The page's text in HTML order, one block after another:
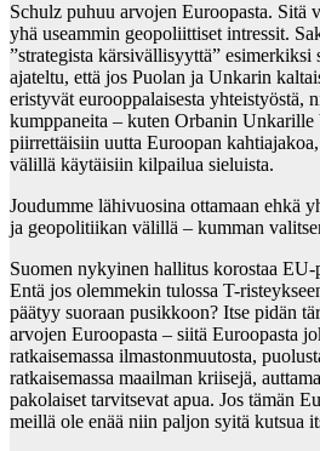
Schulz puhuu arvojen Euroopasta. Sitä
yhä useammin geopoliittiset intressit.
”strategista kärsivällisyyttä” esimerkiksi
ajateltu, että jos Puolan ja Unkarin
eristyvät eurooppalaisesta yhteistyöstä,
kumppaneita – kuten Orbanin Unkarille
piirrettäisiin uutta Euroopan
välillä käytäisiin kilpailua sieluista.
Joudumme lähivuosina ottamaan ehkä
ja geopolitiikan välillä – kumman
Suomen nykyinen hallitus korostaa EU-
Entä jos olemmekin tulossa T-
päätyy suoraan pusikkoon? Itse pidän
arvojen Euroopasta – siitä Euroopasta
ratkaisemassa ilmastonmuutosta,
ratkaisemassa maailman kriisejä,
pakolaiset tarvitsevat apua. Jos tämän
meillä ole enää niin paljon syitä kutsua